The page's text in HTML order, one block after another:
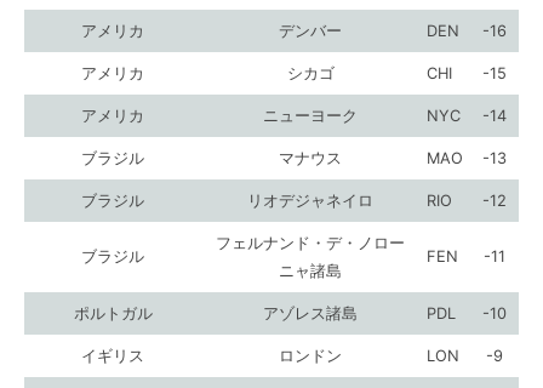
アメリカ デンバー DEN -16
アメリカ シカゴ CHI -15
アメリカ ニューヨーク NYC -14
ブラジル マナウス MAO -13
ブラジル リオデジャネイロ RIO -12
ブラジル
フェルナンド・デ・ノロー
ニャ諸島
FEN -11
ポルトガル アゾレス諸島 PDL -10
イギリス ロンドン LON -9